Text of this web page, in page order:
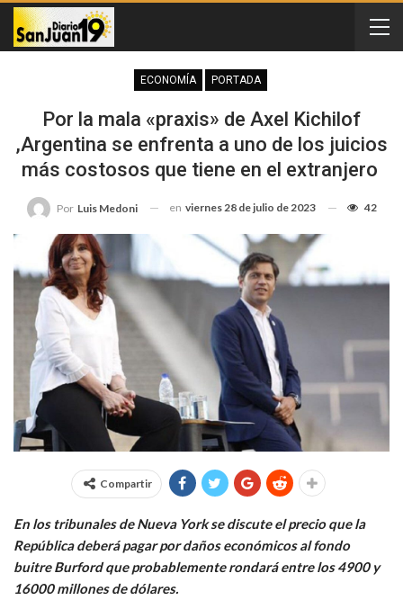
ECONOMÍA PORTADA
Por la mala «praxis» de Axel Kichilof
,Argentina se enfrenta a uno de los juicios
más costosos que tiene en el extranjero
Por Luis Medoni en viernes 28 de julio de 2023 42
Compartir
En los tribunales de Nueva York se discute el precio que la
República deberá pagar por daños económicos al fondo
buitre Burford que probablemente rondará entre los 4900 y
16000 millones de dólares.